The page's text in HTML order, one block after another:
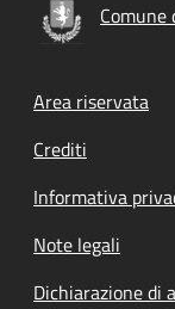
Footer
Area riservata
Crediti
Informativa
Note legali
Dichiarazione di